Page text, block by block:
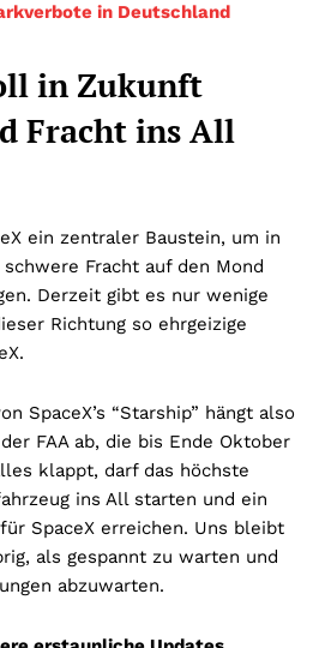
in Deutschland
in Zukunft
Fracht ins All
ein zentraler Baustein, um in
Fracht auf den Mond
Derzeit gibt es nur wenige
Richtung so ehrgeizige
SpaceX’s “Starship” hängt also
FAA ab, die bis Ende Oktober
klappt, darf das höchste
ins All starten und ein
SpaceX erreichen. Uns bleibt
als gespannt zu warten und
abzuwarten.